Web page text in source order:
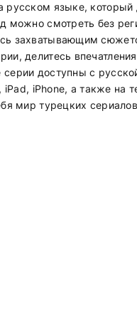
русском языке,
можно смотреть без
захватывающим
делитесь
доступны с
iPad, iPhone, а также на
мир турецких